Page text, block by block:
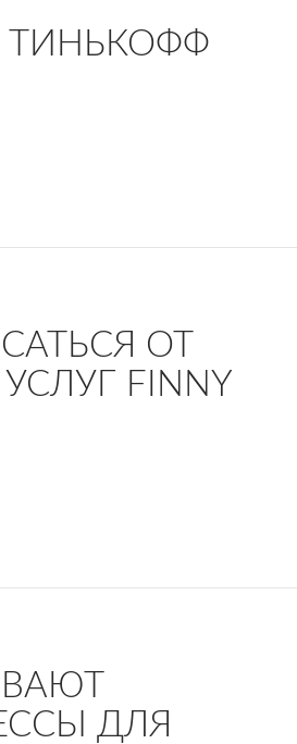
ТИНЬКОФФ
Тинькофф
ОТ
FINNY
от платных услуг Finny
ДЛЯ